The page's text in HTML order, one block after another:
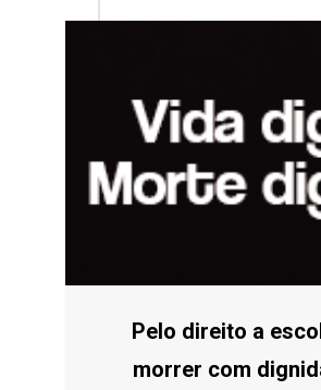
Pelo direito a
morrer com